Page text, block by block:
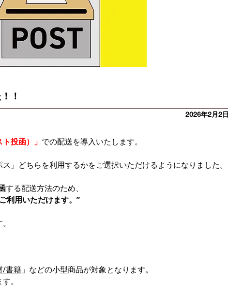
！
2026年2月2日
投函）」 での配送を導入いたします。
」どちらを利用するかをご選択いただけるようになりました。
する配送方法のため、
利用いただけます。”
/書籍 」などの小型商品が対象となります。
。